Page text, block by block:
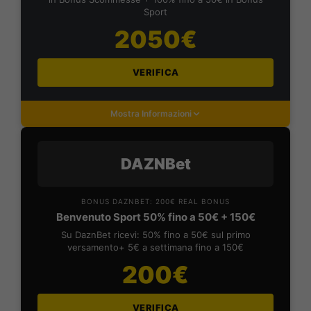
Sport
2050€
VERIFICA
Mostra Informazioni
DAZNBet
BONUS DAZNBET: 200€ REAL BONUS
Benvenuto Sport 50% fino a 50€ + 150€
Su DaznBet ricevi: 50% fino a 50€ sul primo
versamento+ 5€ a settimana fino a 150€
200€
VERIFICA